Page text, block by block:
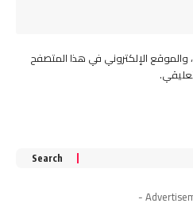
والموقع الإلكتروني في هذا المتصفح